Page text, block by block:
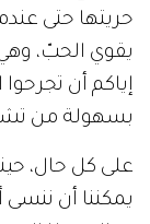
حريتها حتى
يقوي الحبّ،
إياكم أن
بسهولة من
على كل حال،
يمكننا أن